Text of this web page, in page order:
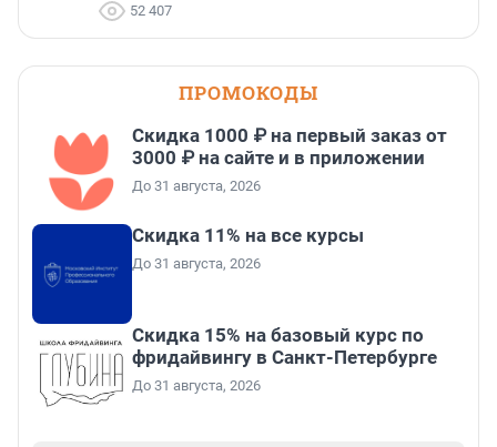
52 407
ПРОМОКОДЫ
Скидка 1000 ₽ на первый заказ от
3000 ₽ на сайте и в приложении
До 31 августа, 2026
Скидка 11% на все курсы
До 31 августа, 2026
Скидка 15% на базовый курс по
фридайвингу в Санкт-Петербурге
До 31 августа, 2026